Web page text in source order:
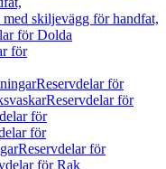
skiljevägg för handfat,
för Dolda
för
Reservdelar för
Reservdelar för
för
för
Reservdelar för
för Rak